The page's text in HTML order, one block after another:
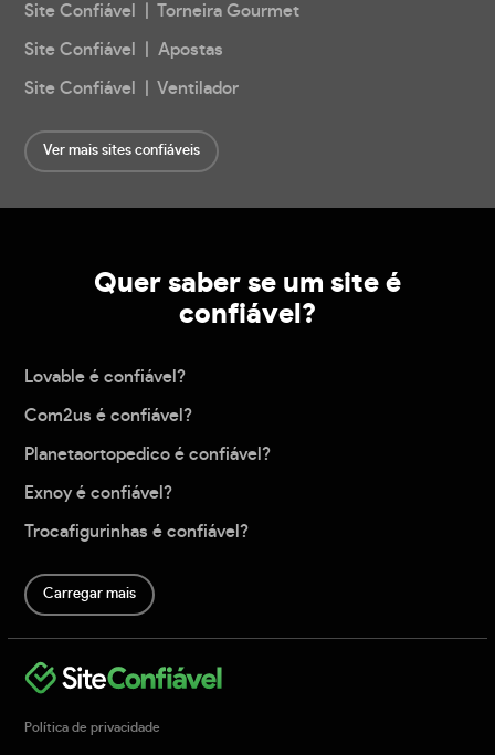
Site Confiável | Torneira Gourmet
Site Confiável | Apostas
Site Confiável | Ventilador
Ver mais sites confiáveis
Quer saber se um site é
confiável?
Lovable é confiável?
Com2us é confiável?
Planetaortopedico é confiável?
Exnoy é confiável?
Trocafigurinhas é confiável?
Carregar mais
Política de privacidade